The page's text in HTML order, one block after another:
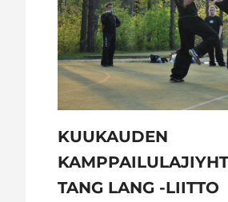
KUUKAUDEN
TANG LANG -LIITTO